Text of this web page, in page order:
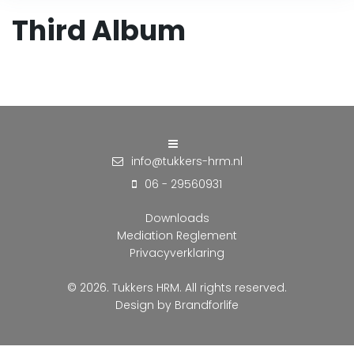
Third Album
info@tukkers-hrm.nl
06 - 29560931
Downloads
Mediation Reglement
Privacyverklaring
© 2026. Tukkers HRM. All rights reserved.
Design by Brandforlife